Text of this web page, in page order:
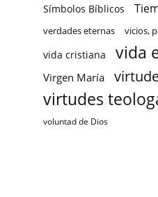
Símbolos Bíblicos
verdades eternas vicios,
vida cristiana vida
Virgen María
virtudes
voluntad de Dios